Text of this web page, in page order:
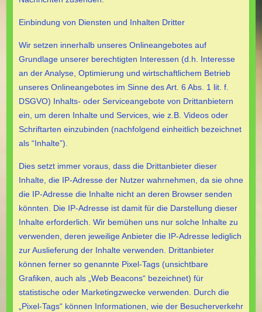
Einbindung von Diensten und Inhalten Dritter
Wir setzen innerhalb unseres Onlineangebotes auf
Grundlage unserer berechtigten Interessen (d.h. Interesse
an der Analyse, Optimierung und wirtschaftlichem Betrieb
unseres Onlineangebotes im Sinne des Art. 6 Abs. 1 lit. f.
DSGVO) Inhalts- oder Serviceangebote von Drittanbietern
ein, um deren Inhalte und Services, wie z.B. Videos oder
Schriftarten einzubinden (nachfolgend einheitlich bezeichnet
als “Inhalte”).
Dies setzt immer voraus, dass die Drittanbieter dieser
Inhalte, die IP-Adresse der Nutzer wahrnehmen, da sie ohne
die IP-Adresse die Inhalte nicht an deren Browser senden
könnten. Die IP-Adresse ist damit für die Darstellung dieser
Inhalte erforderlich. Wir bemühen uns nur solche Inhalte zu
verwenden, deren jeweilige Anbieter die IP-Adresse lediglich
zur Auslieferung der Inhalte verwenden. Drittanbieter
können ferner so genannte Pixel-Tags (unsichtbare
Grafiken, auch als „Web Beacons“ bezeichnet) für
statistische oder Marketingzwecke verwenden. Durch die
„Pixel-Tags“ können Informationen, wie der Besucherverkehr